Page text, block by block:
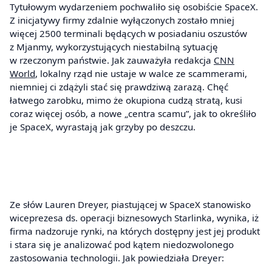
Tytułowym wydarzeniem pochwaliło się osobiście SpaceX.
Z inicjatywy firmy zdalnie wyłączonych zostało mniej
więcej 2500 terminali będących w posiadaniu oszustów
z Mjanmy, wykorzystujących niestabilną sytuację
w rzeczonym państwie. Jak zauważyła redakcja CNN
World, lokalny rząd nie ustaje w walce ze scammerami,
niemniej ci zdążyli stać się prawdziwą zarazą. Chęć
łatwego zarobku, mimo że okupiona cudzą stratą, kusi
coraz więcej osób, a nowe „centra scamu”, jak to określiło
je SpaceX, wyrastają jak grzyby po deszczu.
Ze słów Lauren Dreyer, piastującej w SpaceX stanowisko
wiceprezesa ds. operacji biznesowych Starlinka, wynika, iż
firma nadzoruje rynki, na których dostępny jest jej produkt
i stara się je analizować pod kątem niedozwolonego
zastosowania technologii. Jak powiedziała Dreyer: